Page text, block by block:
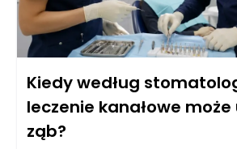
Kiedy według
leczenie kanałowe
ząb?